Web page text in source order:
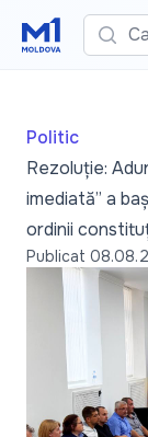
Caută
Politic
Rezoluție:
imediată” a
ordinii
Publicat